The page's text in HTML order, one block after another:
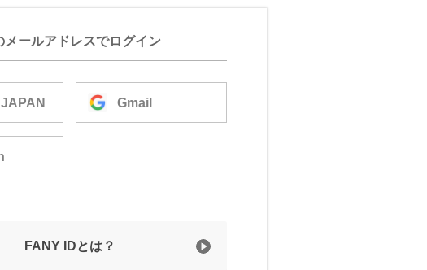
メールアドレスでログイン
Gmail
FANY IDとは？